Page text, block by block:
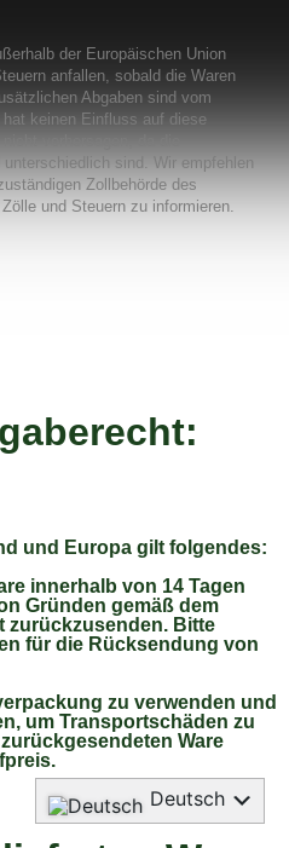
Deutsch
der Europäischen Union
anfallen, sobald die Waren
Abgaben sind vom
keinen Einfluss auf diese
sind. Wir empfehlen
Zollbehörde des
und Steuern zu informieren.
und Europa gilt folgendes:
innerhalb von 14 Tagen
Gründen gemäß dem
zurückzusenden. Bitte
für die Rücksendung von
zu verwenden und
um Transportschäden zu
Ware